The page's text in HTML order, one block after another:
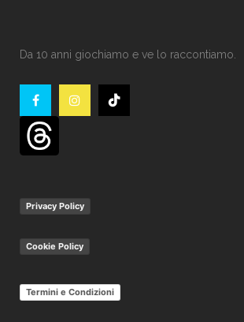
Da 10 anni giochiamo e ve lo raccontiamo.
Privacy Policy
Cookie Policy
Termini e Condizioni